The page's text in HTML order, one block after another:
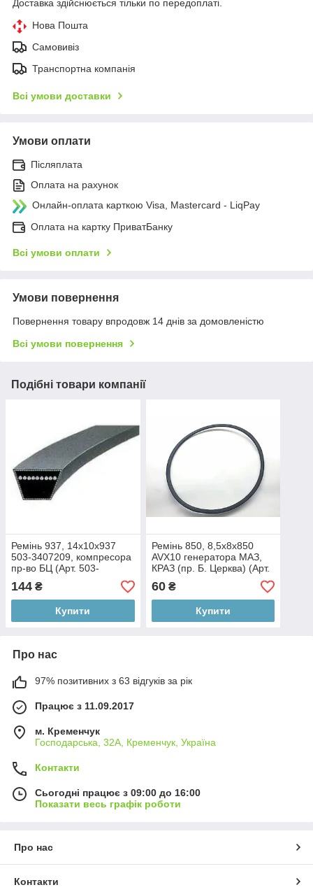
Доставка здійснюється тільки по передоплаті.
Нова Пошта
Самовивіз
Транспортна компанія
Всі умови доставки
Умови оплати
Післяплата
Оплата на рахунок
Онлайн-оплата карткою Visa, Mastercard - LiqPay
Оплата на картку ПриватБанку
Всі умови оплати
Умови повернення
Повернення товару впродовж 14 днів за домовленістю
Всі умови повернення
Подібні товари компанії
Ремінь 937, 14х10х937
503-3407209, компресора
пр-во БЦ (Арт. 503-
3407209)
144 ₴
Купити
Ремінь 850, 8,5х8х850
AVX10 генератора МАЗ,
КРАЗ (пр. Б. Церква) (Арт.
8,5х8х850)
60₴
Купити
Про нас
97% позитивних з 63 відгуків за рік
Працює з 11.09.2017
м. Кременчук
Господарська, 32А, Кременчук, Україна
Контакти
Сьогодні працює з 09:00 до 16:00
Показати весь графік роботи
Про нас
Контакти